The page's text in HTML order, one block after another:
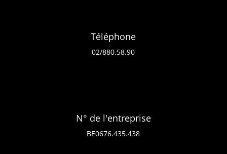
Téléphone
02/880.58.90
N° de l'entreprise
BE0676.435.438